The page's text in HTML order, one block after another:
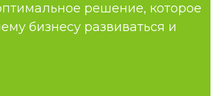
решение, которое
бизнесу развиваться и